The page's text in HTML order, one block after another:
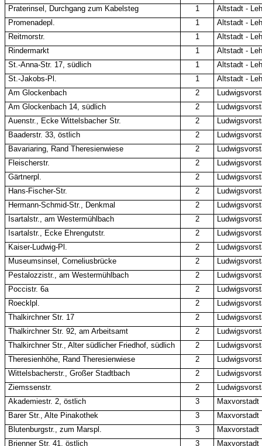
Praterinsel, Durchgang zum Kabelsteg
1
Altstadt -
Promenadepl.
1
Altstadt -
Reitmorstr.
1
Altstadt -
Rindermarkt
1
Altstadt -
St.-Anna-Str. 17, südlich
1
Altstadt -
St.-Jakobs-Pl.
1
Altstadt -
Am Glockenbach
2
Am Glockenbach 14, südlich
2
Auenstr., Ecke Wittelsbacher Str.
2
Baaderstr. 33, östlich
2
Bavariaring, Rand Theresienwiese
2
Fleischerstr.
2
Gärtnerpl.
2
Hans-Fischer-Str.
2
Hermann-Schmid-Str., Denkmal
2
Isartalstr., am Westermühlbach
2
Isartalstr., Ecke Ehrengutstr.
2
Kaiser-Ludwig-Pl.
2
Museumsinsel, Corneliusbrücke
2
Pestalozzistr., am Westermühlbach
2
Poccistr. 6a
2
Roecklpl.
2
Thalkirchner Str. 17
2
Thalkirchner Str. 92, am Arbeitsamt
2
Thalkirchner Str., Alter südlicher Friedhof, südlich
2
Theresienhöhe, Rand Theresienwiese
2
Wittelsbacherstr., Großer Stadtbach
2
Ziemssenstr.
2
Akademiestr. 2, östlich
3
Maxvorstadt
Barer Str., Alte Pinakothek
3
Maxvorstadt
Blutenburgstr., zum Marspl.
3
Maxvorstadt
Brienner Str. 41, östlich
3
Maxvorstadt